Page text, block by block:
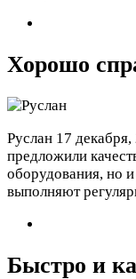
Хорошо
Руслан 17
предложили
оборудования, но
выполняют
Быстро и